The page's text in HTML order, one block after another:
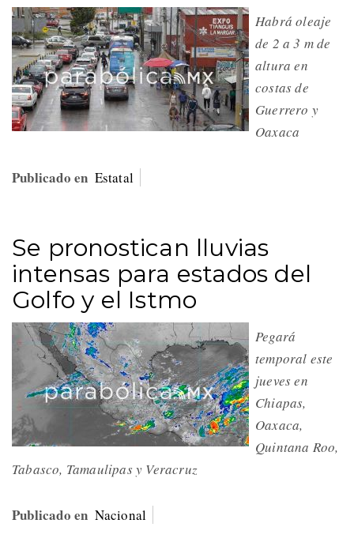
Habrá oleaje
de 2 a 3 m de
altura en
costas de
Guerrero y
Oaxaca
Publicado en Estatal
Se pronostican lluvias
intensas para estados del
Golfo y el Istmo
Pegará
temporal este
jueves en
Chiapas,
Oaxaca,
Quintana Roo,
Tabasco, Tamaulipas y Veracruz
Publicado en Nacional